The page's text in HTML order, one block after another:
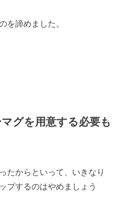
を諦めました。
グを用意する必要も
たからといって、いきなり
プするのはやめましょう